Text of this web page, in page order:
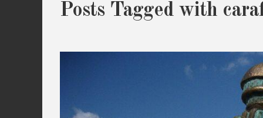
Posts Tagged with